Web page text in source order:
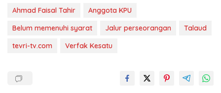
Ahmad Faisal Tahir
Anggota KPU
Belum memenuhi syarat
Jalur perseorangan
Talaud
tevri-tv.com
Verfak Kesatu